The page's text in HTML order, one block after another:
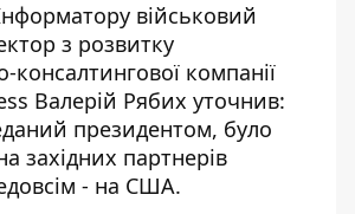
військовий
з розвитку
консалтингової компанії
Валерій Рябих уточнив:
президентом, було
західних партнерів
- на США.